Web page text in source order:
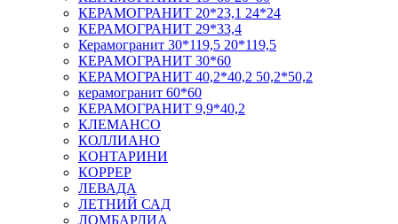
КЕРАМОГРАНИТ 20*23,1 24*24
КЕРАМОГРАНИТ 29*33,4
Керамогранит 30*119,5 20*119,5
КЕРАМОГРАНИТ 30*60
КЕРАМОГРАНИТ 40,2*40,2 50,2*50,2
керамогранит 60*60
КЕРАМОГРАНИТ 9,9*40,2
КЛЕМАНСО
КОЛЛИАНО
КОНТАРИНИ
КОРРЕР
ЛЕВАДА
ЛЕТНИЙ САД
ЛОМБАРДИА